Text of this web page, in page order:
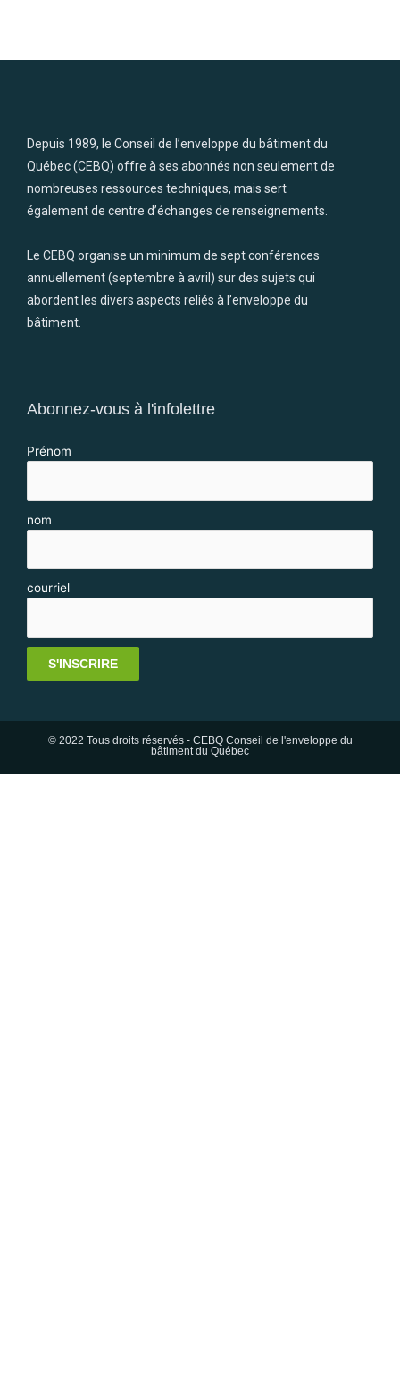
Depuis 1989, le Conseil de l’enveloppe du bâtiment du
Québec (CEBQ) offre à ses abonnés non seulement de
nombreuses ressources techniques, mais sert
également de centre d’échanges de renseignements.
Le CEBQ organise un minimum de sept conférences
annuellement (septembre à avril) sur des sujets qui
abordent les divers aspects reliés à l’enveloppe du
bâtiment.
Abonnez-vous à l'infolettre
Prénom
nom
courriel
S'INSCRIRE
© 2022 Tous droits réservés - CEBQ Conseil de l'enveloppe du
bâtiment du Québec